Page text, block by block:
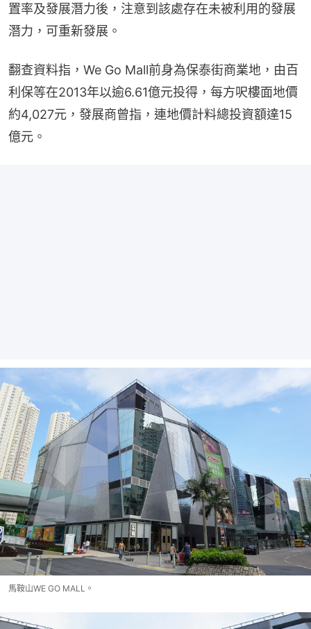
置率及發展潛力後，注意到該處存在未被利用的發展
潛力，可重新發展。
翻查資料指，We Go Mall前身為保泰街商業地，由百
利保等在2013年以逾6.61億元投得，每方呎樓面地價
約4,027元，發展商曾指，連地價計料總投資額達15
億元。
馬鞍山WE GO MALL。